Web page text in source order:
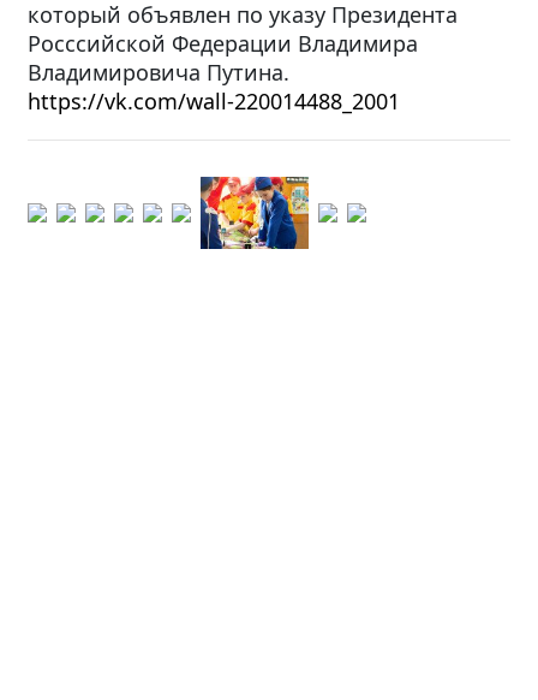
который объявлен по указу Президента
Росссийской Федерации Владимира
Владимировича Путина.
https://vk.com/wall-220014488_2001